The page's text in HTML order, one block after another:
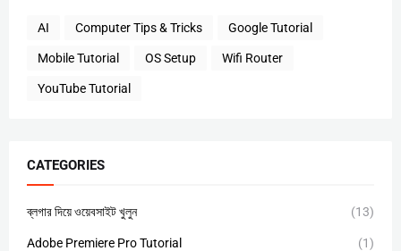
AI Computer Tips & Tricks Google Tutorial
Mobile Tutorial OS Setup Wifi Router
YouTube Tutorial
CATEGORIES
ব্লগার দিয়ে ওয়েবসাইট খুলুন (13)
Adobe Premiere Pro Tutorial (1)